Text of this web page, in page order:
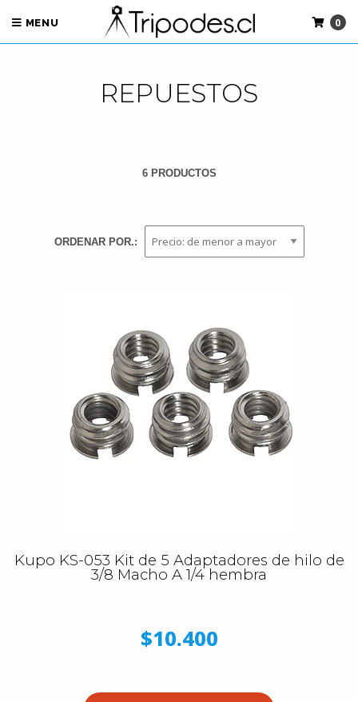
MENU 0
REPUESTOS
6 PRODUCTOS
ORDENAR POR.:
Kupo KS-053 Kit de 5 Adaptadores de hilo de
3/8 Macho A 1/4 hembra
$10.400